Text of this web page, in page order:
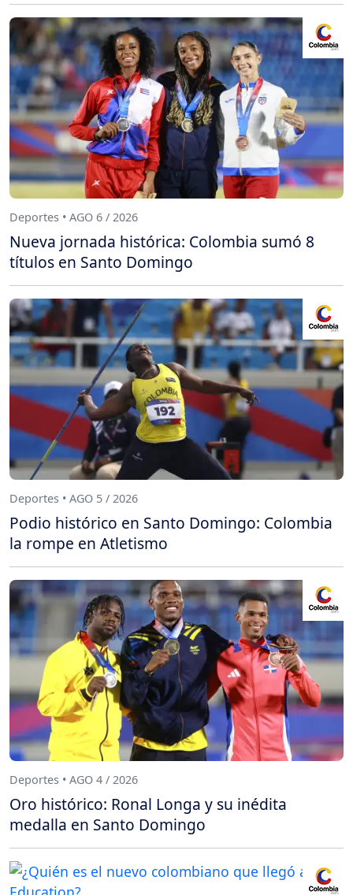
Deportes • AGO 6 / 2026
Nueva jornada histórica: Colombia sumó 8
títulos en Santo Domingo
Deportes • AGO 5 / 2026
Podio histórico en Santo Domingo: Colombia
la rompe en Atletismo
Deportes • AGO 4 / 2026
Oro histórico: Ronal Longa y su inédita
medalla en Santo Domingo